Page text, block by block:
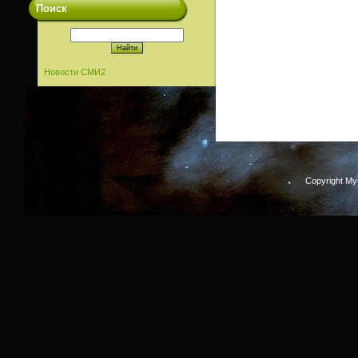
Поиск
Новости СМИ2
Copyright